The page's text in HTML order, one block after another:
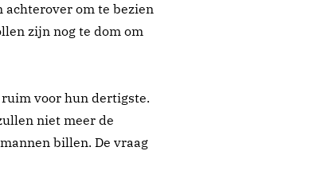
om te bezien
zijn nog te dom om
voor hun dertigste.
niet meer de
billen. De vraag